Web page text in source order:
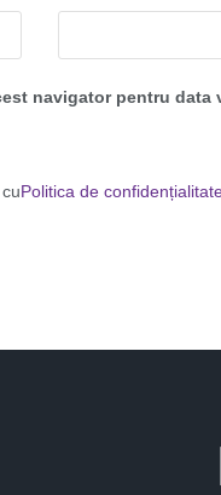
navigator pentru data
Politica de